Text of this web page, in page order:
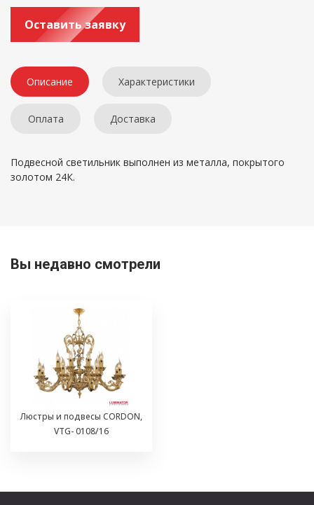
Оставить заявку
Описание Характеристики
Оплата Доставка
Подвесной светильник выполнен из металла, покрытого
золотом 24К.
Вы недавно смотрели
Люстры и подвесы CORDON,
VTG- 0108/16